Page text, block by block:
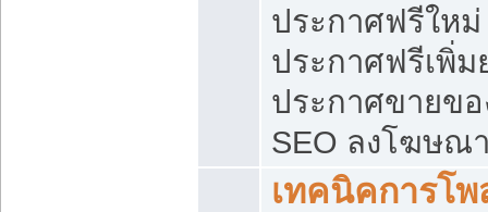
ประกาศฟรีใหม่
ประกาศฟรีเพิ่
ประกาศขายข
SEO ลงโฆษณ
เทคนิคการโ